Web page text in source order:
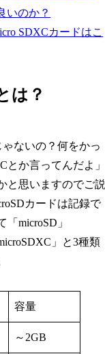
いのか？
SDXCカードはこ
は？
ゃないの？何をかっ
とか言ってんだよ」
と思いますのでご説
カードは記録で
microSD」
」と3種類
容量
～2GB